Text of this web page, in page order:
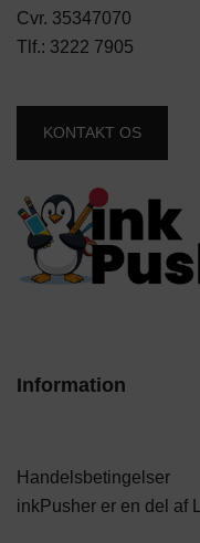
Cvr. 35347070
Tlf.: 3222 7905
KONTAKT OS
Information
Handelsbetingelser
inkPusher er en del af